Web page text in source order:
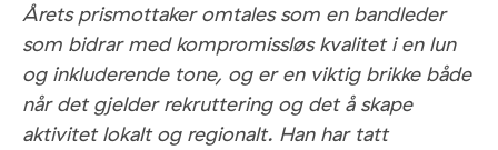
Årets prismottaker omtales som en bandleder
som bidrar med kompromissløs kvalitet i en lun
og inkluderende tone, og er en viktig brikke både
når det gjelder rekruttering og det å skape
aktivitet lokalt og regionalt. Han har tatt